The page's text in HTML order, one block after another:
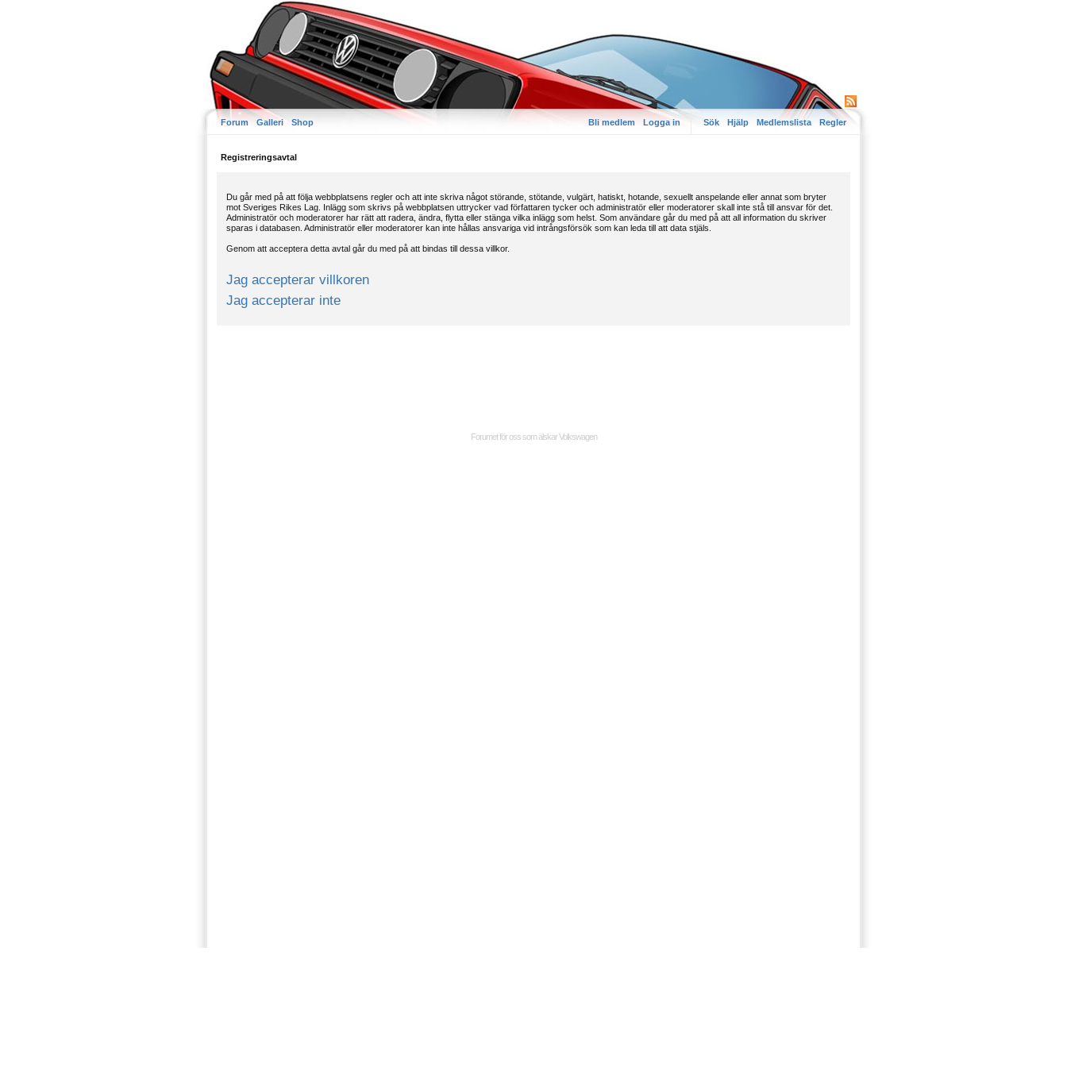
Forum Galleri Shop Bli medlem Logga in Sök Hjälp Medlemslista Regler
Registreringsavtal
Du går med på att följa webbplatsens regler och att inte skriva något störande, stötande, vulgärt, hatiskt, hotande, sexuellt anspelande eller annat som bryter
mot Sveriges Rikes Lag. Inlägg som skrivs på webbplatsen uttrycker vad författaren tycker och administratör eller moderatorer skall inte stå till ansvar för det.
Administratör och moderatorer har rätt att radera, ändra, flytta eller stänga vilka inlägg som helst. Som användare går du med på att all information du skriver
sparas i databasen. Administratör eller moderatorer kan inte hållas ansvariga vid intrångsförsök som kan leda till att data stjäls.
Genom att acceptera detta avtal går du med på att bindas till dessa villkor.
Jag accepterar villkoren
Jag accepterar inte
Forumet för oss som älskar Volkswagen